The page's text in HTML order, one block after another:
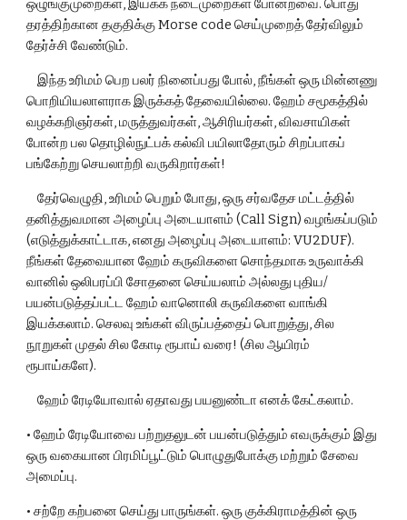
ஒழுங்குமுறைகள், இயக்க நடைமுறைகள் போன்றவை. பொது
தரத்திற்கான தகுதிக்கு Morse code செய்முறைத் தேர்விலும்
தேர்ச்சி வேண்டும்.
    இந்த உரிமம் பெற பலர் நினைப்பது போல், நீங்கள் ஒரு மின்னணு
பொறியியலாளராக இருக்கத் தேவையில்லை. ஹேம் சமூகத்தில்
வழக்கறிஞர்கள், மருத்துவர்கள், ஆசிரியர்கள், விவசாயிகள்
போன்ற பல தொழில்நுட்பக் கல்வி பயிலாதோரும் சிறப்பாகப்
பங்கேற்று செயலாற்றி வருகிறார்கள்!
    தேர்வெழுதி, உரிமம் பெறும் போது, ஒரு சர்வதேச மட்டத்தில்
தனித்துவமான அழைப்பு அடையாளம் (Call Sign) வழங்கப்படும்
(எடுத்துக்காட்டாக, எனது அழைப்பு அடையாளம்: VU2DUF).
நீங்கள் தேவையான ஹேம் கருவிகளை சொந்தமாக உருவாக்கி
வானில் ஒலிபரப்பி சோதனை செய்யலாம் அல்லது புதிய/
பயன்படுத்தப்பட்ட ஹேம் வானொலி கருவிகளை வாங்கி
இயக்கலாம். செலவு உங்கள் விருப்பத்தைப் பொறுத்து, சில
நூறுகள் முதல் சில கோடி ரூபாய் வரை! (சில ஆயிரம்
ரூபாய்களே).
    ஹேம் ரேடியோவால் ஏதாவது பயனுண்டா எனக் கேட்கலாம்.
• ஹேம் ரேடியோவை பற்றுதலுடன் பயன்படுத்தும் எவருக்கும் இது
ஒரு வகையான பிரமிப்பூட்டும் பொழுதுபோக்கு மற்றும் சேவை
அமைப்பு.
• சற்றே கற்பனை செய்து பாருங்கள். ஒரு குக்கிராமத்தின் ஒரு